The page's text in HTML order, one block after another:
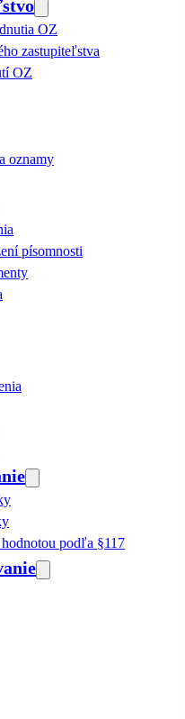
OZ
zastupiteľstva
OZ
oznamy
písomnosti
podľa §117